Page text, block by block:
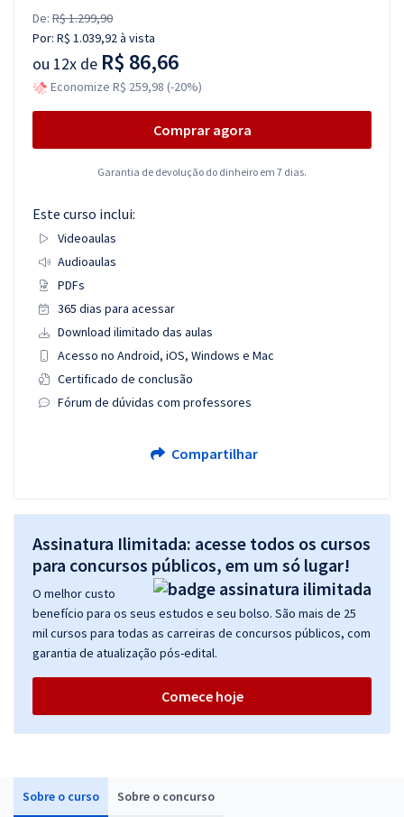
Sobre o curso Sobre o concurso
De: R$ 1.299,90
Por: R$ 1.039,92à vista
ou 12x de R$ 86,66
Economize R$ 259,98 (-20%)
Comprar agora
Garantia de devolução do dinheiro em 7 dias.
Este curso inclui:
Videoaulas
Audioaulas
PDFs
365 dias para acessar
Download ilimitado das aulas
Acesso no Android, iOS, Windows e Mac
Certificado de conclusão
Fórum de dúvidas com professores
Compartilhar
Assinatura Ilimitada: acesse todos os cursos
para concursos públicos, em um só lugar!
O melhor custo
benefício para os seus estudos e seu bolso. São mais de 25
mil cursos para todas as carreiras de concursos públicos, com
garantia de atualização pós-edital.
Comece hoje